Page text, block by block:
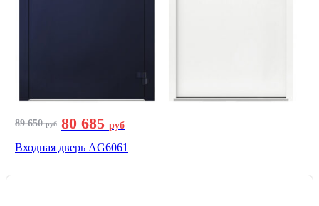
89 650руб 80 685 руб
Входная дверь AG6061